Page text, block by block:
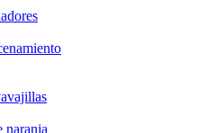
naranja